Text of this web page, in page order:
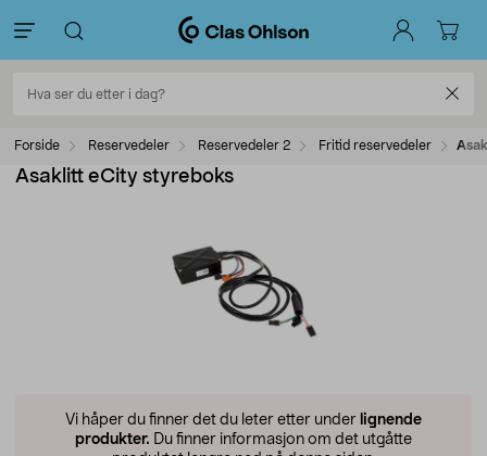
Forside Reservedeler Reservedeler 2 Fritid reservedeler
Asaklitt eCity styreboks
Vi håper du finner det du leter etter under lignende
produkter. Du finner informasjon om det utgåtte